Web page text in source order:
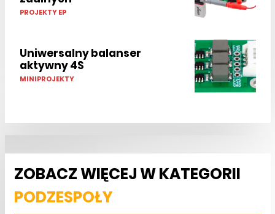
PROJEKTY EP
Uniwersalny balanser
aktywny 4S
MINIPROJEKTY
ZOBACZ WIĘCEJ W KATEGORII
PODZESPOŁY